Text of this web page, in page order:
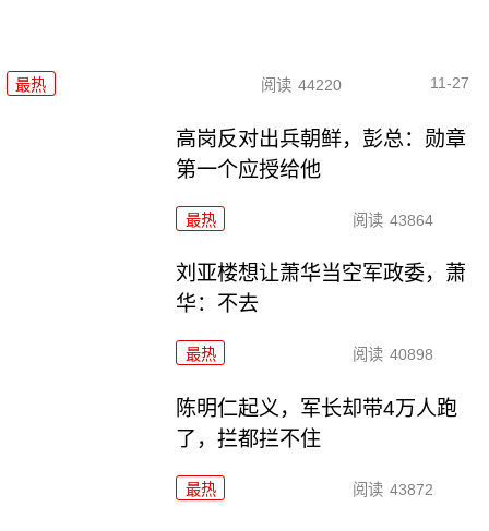
最热 阅读 44220 11-27
高岗反对出兵朝鲜，彭总：勋章
第一个应授给他
最热 阅读 43864
刘亚楼想让萧华当空军政委，萧
华：不去
最热 阅读 40898
陈明仁起义，军长却带4万人跑
了，拦都拦不住
最热 阅读 43872